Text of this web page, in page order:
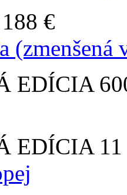
188 €
(zmenšená
EDÍCIA
EDÍCIA